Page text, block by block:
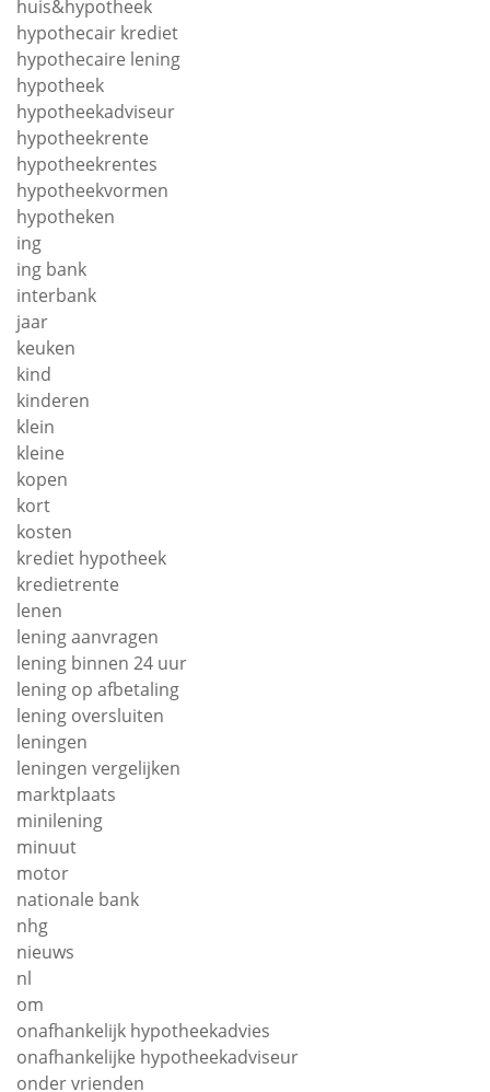
huis&hypotheek
hypothecair krediet
hypothecaire lening
hypotheek
hypotheekadviseur
hypotheekrente
hypotheekrentes
hypotheekvormen
hypotheken
ing
ing bank
interbank
jaar
keuken
kind
kinderen
klein
kleine
kopen
kort
kosten
krediet hypotheek
kredietrente
lenen
lening aanvragen
lening binnen 24 uur
lening op afbetaling
lening oversluiten
leningen
leningen vergelijken
marktplaats
minilening
minuut
motor
nationale bank
nhg
nieuws
nl
om
onafhankelijk hypotheekadvies
onafhankelijke hypotheekadviseur
onder vrienden